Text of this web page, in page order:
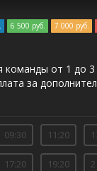
6 500 руб. 7 000 руб.
команды от 1 до 3
за
09:30 11:20
17:20 19:20